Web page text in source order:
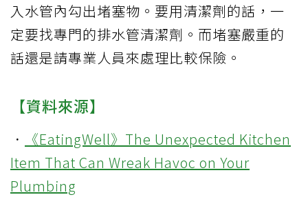
入水管內勾出堵塞物。要用清潔劑的話，一
定要找專門的排水管清潔劑。而堵塞嚴重的
話還是請專業人員來處理比較保險。
【資料來源】
．
《EatingWell》The Unexpected Kitchen
Item That Can Wreak Havoc on Your
Plumbing